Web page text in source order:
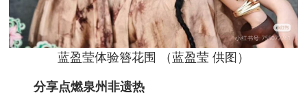
蓝盈莹体验簪花围 （蓝盈莹 供图）
分享点燃泉州非遗热